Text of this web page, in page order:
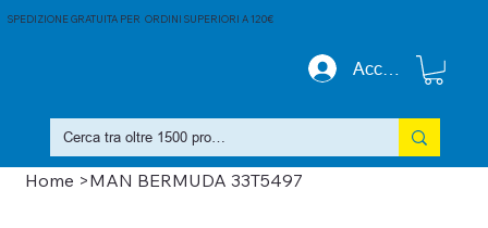
Accedi
SPEDIZIONE GRATUITA PER ORDINI SUPERIORI A 120€
Home >MAN BERMUDA 33T5497